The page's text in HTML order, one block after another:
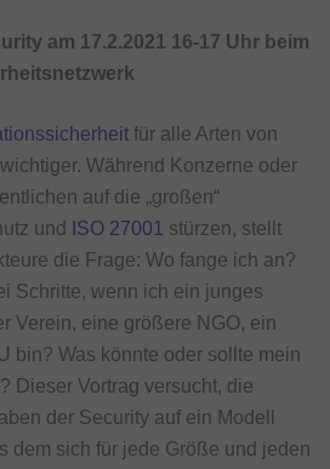
am 17.2.2021 16-17 Uhr beim
für alle Arten von
Während Konzerne oder
auf die „großen“
und
ISO 27001 stürzen, stellt
die Frage: Wo fange ich an?
Schritte, wenn ich ein junges
Verein, eine größere NGO, ein
bin? Was könnte oder sollte mein
Dieser Vortrag versucht, die
der Security auf ein Modell
dem sich für jede Größe und jeden